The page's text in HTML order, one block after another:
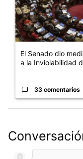
El Senado dio
a la Inviolabilidad
33 comentarios